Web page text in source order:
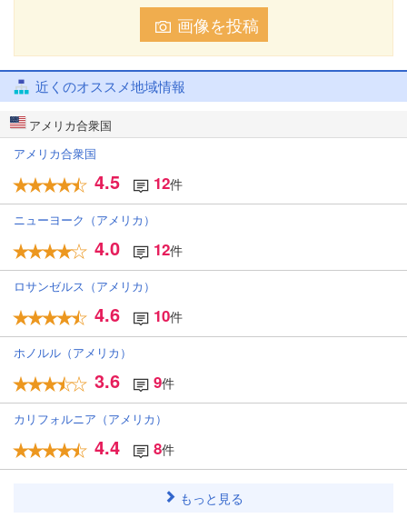
画像を投稿
近くのオススメ地域情報
アメリカ合衆国
アメリカ合衆国
4.5 12件
ニューヨーク（アメリカ）
4.0 12件
ロサンゼルス（アメリカ）
4.6 10件
ホノルル（アメリカ）
3.6 9件
カリフォルニア（アメリカ）
4.4 8件
もっと見る